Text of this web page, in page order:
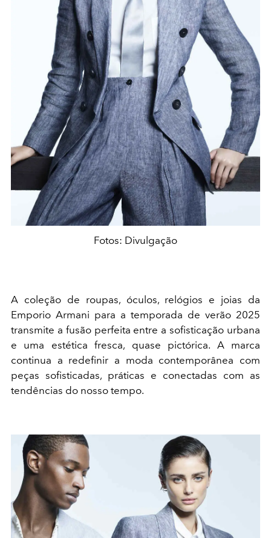
Fotos: Divulgação
A coleção de roupas, óculos, relógios e joias da
Emporio Armani para a temporada de verão 2025
transmite a fusão perfeita entre a sofisticação urbana
e uma estética fresca, quase pictórica. A marca
continua a redefinir a moda contemporânea com
peças sofisticadas, práticas e conectadas com as
tendências do nosso tempo.